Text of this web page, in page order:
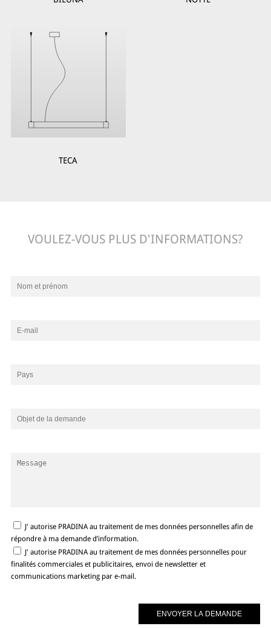
TECA
VOULEZ-VOUS PLUS D'INFORMATIONS?
J' autorise PRADINA au traitement de mes données personnelles afin de
répondre à ma demande d’information.
J' autorise PRADINA au traitement de mes données personnelles pour
finalités commerciales et publicitaires, envoi de newsletter et
communications marketing par e-mail.